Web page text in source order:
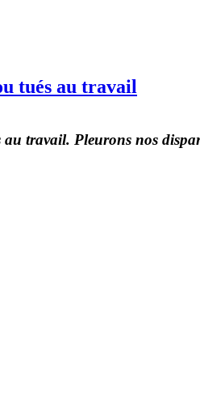
tués au travail
travail. Pleurons nos